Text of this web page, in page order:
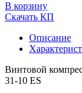
В корзину
Скачать КП
Описание
Винтовой
31-10 ES